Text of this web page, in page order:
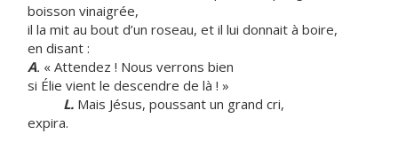
boisson vinaigrée,
il la mit au bout d’un roseau, et il lui donnait à boire,
en disant :
A. « Attendez ! Nous verrons bien
si Élie vient le descendre de là ! »
L. Mais Jésus, poussant un grand cri,
expira.